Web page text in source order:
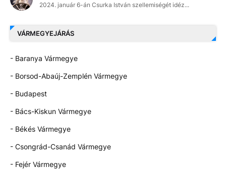
2024. január 6-án Csurka István szellemiségét idéz...
VÁRMEGYEJÁRÁS
- Baranya Vármegye
- Borsod-Abaúj-Zemplén Vármegye
- Budapest
- Bács-Kiskun Vármegye
- Békés Vármegye
- Csongrád-Csanád Vármegye
- Fejér Vármegye